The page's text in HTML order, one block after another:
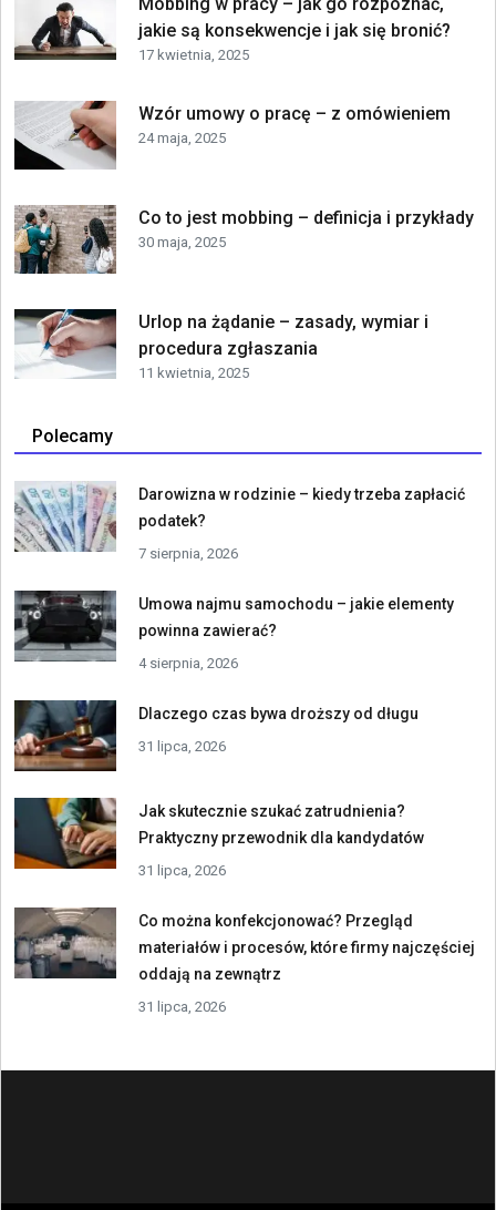
jakie są konsekwencje i jak się bronić?
17 kwietnia, 2025
Wzór umowy o pracę – z omówieniem
24 maja, 2025
Co to jest mobbing – definicja i przykłady
30 maja, 2025
Urlop na żądanie – zasady, wymiar i
procedura zgłaszania
11 kwietnia, 2025
Polecamy
Darowizna w rodzinie – kiedy trzeba zapłacić
podatek?
7 sierpnia, 2026
Umowa najmu samochodu – jakie elementy
powinna zawierać?
4 sierpnia, 2026
Dlaczego czas bywa droższy od długu
31 lipca, 2026
Jak skutecznie szukać zatrudnienia?
Praktyczny przewodnik dla kandydatów
31 lipca, 2026
Co można konfekcjonować? Przegląd
materiałów i procesów, które firmy najczęściej
oddają na zewnątrz
31 lipca, 2026